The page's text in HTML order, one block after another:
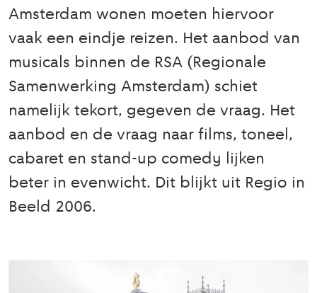
Amsterdam wonen moeten hiervoor
vaak een eindje reizen. Het aanbod van
musicals binnen de RSA (Regionale
Samenwerking Amsterdam) schiet
namelijk tekort, gegeven de vraag. Het
aanbod en de vraag naar films, toneel,
cabaret en stand-up comedy lijken
beter in evenwicht. Dit blijkt uit Regio in
Beeld 2006.